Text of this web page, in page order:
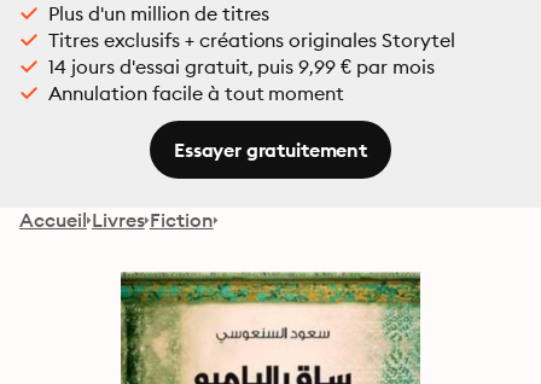
Plus d'un million de titres
Titres exclusifs + créations originales Storytel
14 jours d'essai gratuit, puis 9,99 € par mois
Annulation facile à tout moment
Essayer gratuitement
Accueil Livres Fiction